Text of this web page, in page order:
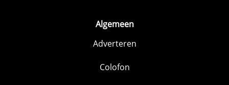
Algemeen
Adverteren
Colofon